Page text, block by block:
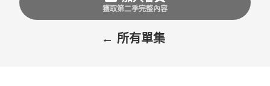
獲取第二季完整內容
← 所有單集